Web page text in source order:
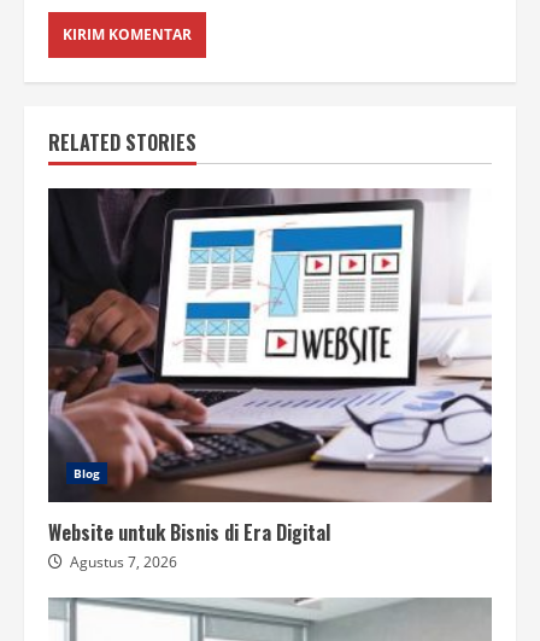
RELATED STORIES
Blog
Website untuk Bisnis di Era Digital
Agustus 7, 2026